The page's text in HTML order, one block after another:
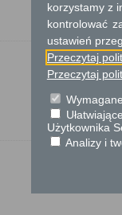
korzystamy z
kontrolować
ustawień
Przeczytaj
Przeczytaj
Użytkownika
Analizy i